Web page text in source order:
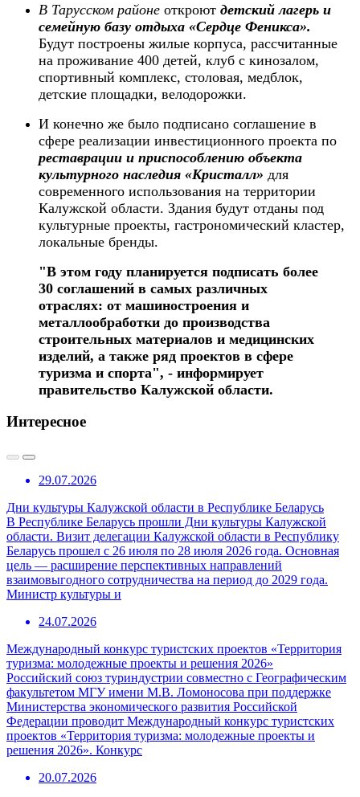
В Тарусском районе откроют детский лагерь и
семейную базу отдыха «Сердце Феникса».
Будут построены жилые корпуса, рассчитанные
на проживание 400 детей, клуб с кинозалом,
спортивный комплекс, столовая, медблок,
детские площадки, велодорожки.
И конечно же было подписано соглашение в
сфере реализации инвестиционного проекта по
реставрации и приспособлению объекта
культурного наследия «Кристалл» для
современного использования на территории
Калужской области. Здания будут отданы под
культурные проекты, гастрономический кластер,
локальные бренды.
"В этом году планируется подписать более
30 соглашений в самых различных
отраслях: от машиностроения и
металлообработки до производства
строительных материалов и медицинских
изделий, а также ряд проектов в сфере
туризма и спорта", - информирует
правительство Калужской области.
Интересное
29.07.2026
Дни культуры Калужской области в Республике Беларусь
В Республике Беларусь прошли Дни культуры Калужской
области. Визит делегации Калужской области в Республику
Беларусь прошел с 26 июля по 28 июля 2026 года. Основная
цель — расширение перспективных направлений
взаимовыгодного сотрудничества на период до 2029 года.
Министр культуры и
24.07.2026
Международный конкурс туристских проектов «Территория
туризма: молодежные проекты и решения 2026»
Российский союз туриндустрии совместно с Географическим
факультетом МГУ имени М.В. Ломоносова при поддержке
Министерства экономического развития Российской
Федерации проводит Международный конкурс туристских
проектов «Территория туризма: молодежные проекты и
решения 2026». Конкурс
20.07.2026